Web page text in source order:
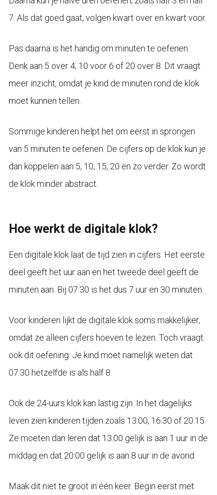
7. Als dat goed gaat, volgen kwart over en kwart voor.
Pas daarna is het handig om minuten te oefenen.
Denk aan 5 over 4, 10 voor 6 of 20 over 8. Dit vraagt
meer inzicht, omdat je kind de minuten rond de klok
moet kunnen tellen.
Sommige kinderen helpt het om eerst in sprongen
van 5 minuten te oefenen. De cijfers op de klok kun je
dan koppelen aan 5, 10, 15, 20 en zo verder. Zo wordt
de klok minder abstract.
Hoe werkt de digitale klok?
Een digitale klok laat de tijd zien in cijfers. Het eerste
deel geeft het uur aan en het tweede deel geeft de
minuten aan. Bij 07:30 is het dus 7 uur en 30 minuten.
Voor kinderen lijkt de digitale klok soms makkelijker,
omdat ze alleen cijfers hoeven te lezen. Toch vraagt
ook dit oefening. Je kind moet namelijk weten dat
07:30 hetzelfde is als half 8.
Ook de 24-uurs klok kan lastig zijn. In het dagelijks
leven zien kinderen tijden zoals 13:00, 16:30 of 20:15.
Ze moeten dan leren dat 13:00 gelijk is aan 1 uur in de
middag en dat 20:00 gelijk is aan 8 uur in de avond.
Maak dit niet te groot in één keer. Begin eerst met